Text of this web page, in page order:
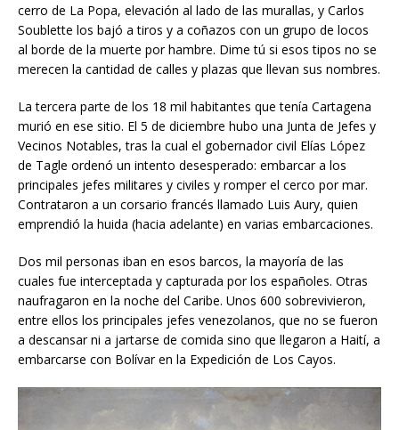
cerro de La Popa, elevación al lado de las murallas, y Carlos
Soublette los bajó a tiros y a coñazos con un grupo de locos
al borde de la muerte por hambre. Dime tú si esos tipos no se
merecen la cantidad de calles y plazas que llevan sus nombres.
La tercera parte de los 18 mil habitantes que tenía Cartagena
murió en ese sitio. El 5 de diciembre hubo una Junta de Jefes y
Vecinos Notables, tras la cual el gobernador civil Elías López
de Tagle ordenó un intento desesperado: embarcar a los
principales jefes militares y civiles y romper el cerco por mar.
Contrataron a un corsario francés llamado Luis Aury, quien
emprendió la huida (hacia adelante) en varias embarcaciones.
Dos mil personas iban en esos barcos, la mayoría de las
cuales fue interceptada y capturada por los españoles. Otras
naufragaron en la noche del Caribe. Unos 600 sobrevivieron,
entre ellos los principales jefes venezolanos, que no se fueron
a descansar ni a jartarse de comida sino que llegaron a Haití, a
embarcarse con Bolívar en la Expedición de Los Cayos.